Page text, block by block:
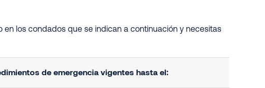
los condados que se indican a continuación y necesitas
de emergencia vigentes hasta el: